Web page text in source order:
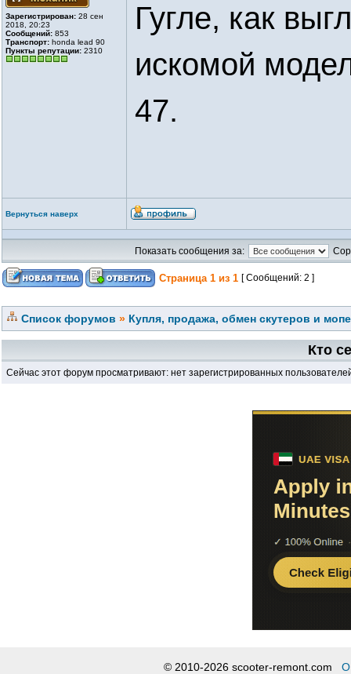
Зарегистрирован: 28 сен
2018, 20:23
Сообщений: 853
Транспорт: honda lead 90
Пункты репутации: 2310
Гугле, как
искомой
47.
Вернуться наверх
Показать сообщения за:
Страница 1 из 1 [ Сообщений: 2 ]
Список форумов » Купля, продажа, обмен скутеров и
Кто
Сейчас этот форум просматривают: нет зарегистрированных
© 2010-2026 scooter-remont.com О